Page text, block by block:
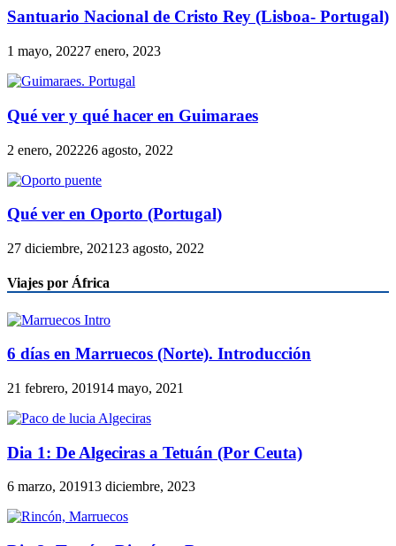
Santuario Nacional de Cristo Rey (Lisboa- Portugal)
1 mayo, 20227 enero, 2023
Qué ver y qué hacer en Guimaraes
2 enero, 202226 agosto, 2022
Qué ver en Oporto (Portugal)
27 diciembre, 2021 23 agosto, 2022
Viajes por África
6 días en Marruecos (Norte). Introducción
21 febrero, 201914 mayo, 2021
Dia 1: De Algeciras a Tetuán (Por Ceuta)
6 marzo, 201913 diciembre, 2023